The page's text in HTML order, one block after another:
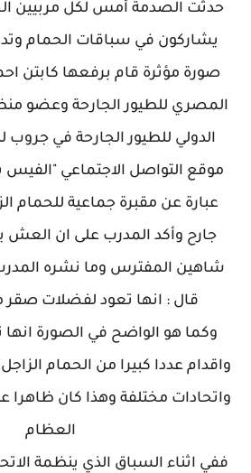
حدثت الصدمة أمس لكل مربيين
يشاركون في سباقات الحمام
صورة مؤثرة قام برفعها كابتن
المصري للطيور الجارحة وعضو
الدولي للطيور الجارحة في جروب
موقع التواصل الاجتماعي
عبارة عن مقبرة جماعية للحمام
جارح وأكد المدرب على ان العش
شاهين المفترس وما نشره
قال : انها تعود لفضلات
وكما هو الواضح في الصورة
واقدام عددا كبيرا من الحمام
واتحادات مختلفة وهذا كان ظاهرا
العظام
ففي اثناء السباق الذي ينظمة